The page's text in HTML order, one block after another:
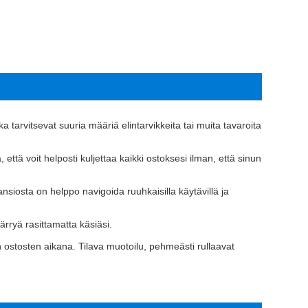
tarvitsevat suuria määriä elintarvikkeita tai muita tavaroita
voit helposti kuljettaa kaikki ostoksesi ilman, että sinun
on helppo navigoida ruuhkaisilla käytävillä ja
rasittamatta käsiäsi.
aikana. Tilava muotoilu, pehmeästi rullaavat